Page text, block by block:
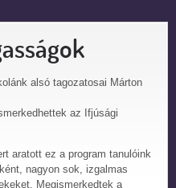
alsó tagozatosai Márton
az Ifjúsági
aratott ez a program tanulóink
nagyon sok, izgalmas
Megismerkedtek a